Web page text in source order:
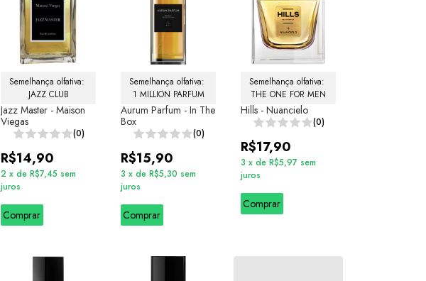
Semelhança olfativa:
JAZZ CLUB
Jazz Master - Maison
Viegas
(0)
R$14,90
2 x de R$7,45 sem
juros
Comprar
Semelhança olfativa:
1 MILLION PARFUM
Aurum Parfum - In The
Box
(0)
R$15,90
3 x de R$5,30 sem
juros
Comprar
Semelhança olfativa:
THE ONE FOR MEN
Hills - Nuancielo
(0)
R$17,90
3 x de R$5,97 sem
juros
Comprar